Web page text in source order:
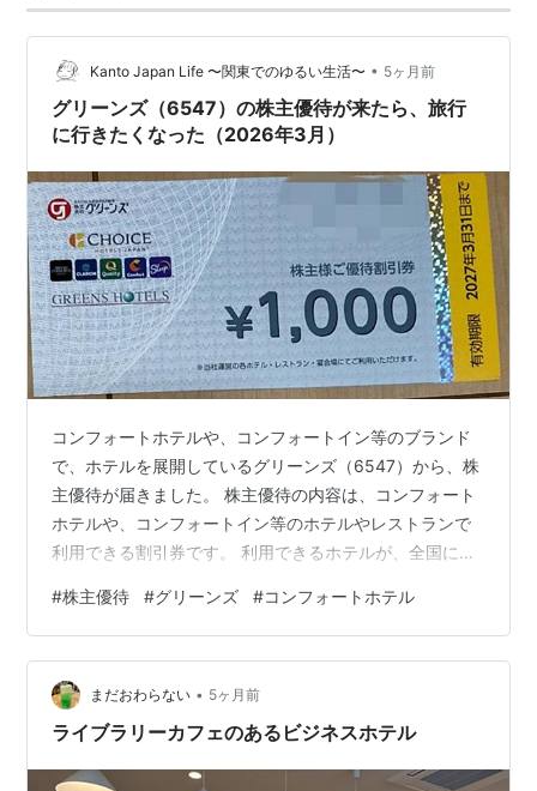
Kanto Japan Life 〜関東でのゆるい生活〜 • 5ヶ月前
グリーンズ（6547）の株主優待が来たら、旅行
に行きたくなった（2026年3月）
コンフォートホテルや、コンフォートイン等のブランド
で、ホテルを展開しているグリーンズ（6547）から、株
主優待が届きました。 株主優待の内容は、コンフォート
ホテルや、コンフォートイン等のホテルやレストランで
利用できる割引券です。 利用できるホテルが、全国にあ
た紙の割引券で、わかりやすいのが良いです。 しかし、1
会計につき、5000円分までしか利用できないので、たく
さん株主優待を持っている人は注意が必要です。 私達家
族は、夫の実家に帰省したときに、ロードサイド型ホテ
ルのコンフォートインをよく利用しています。 アットホ
#株主優待 #グリーンズ #コンフォートホテル
まだおわらない • 5ヶ月前
ライブラリーカフェのあるビジネスホテル